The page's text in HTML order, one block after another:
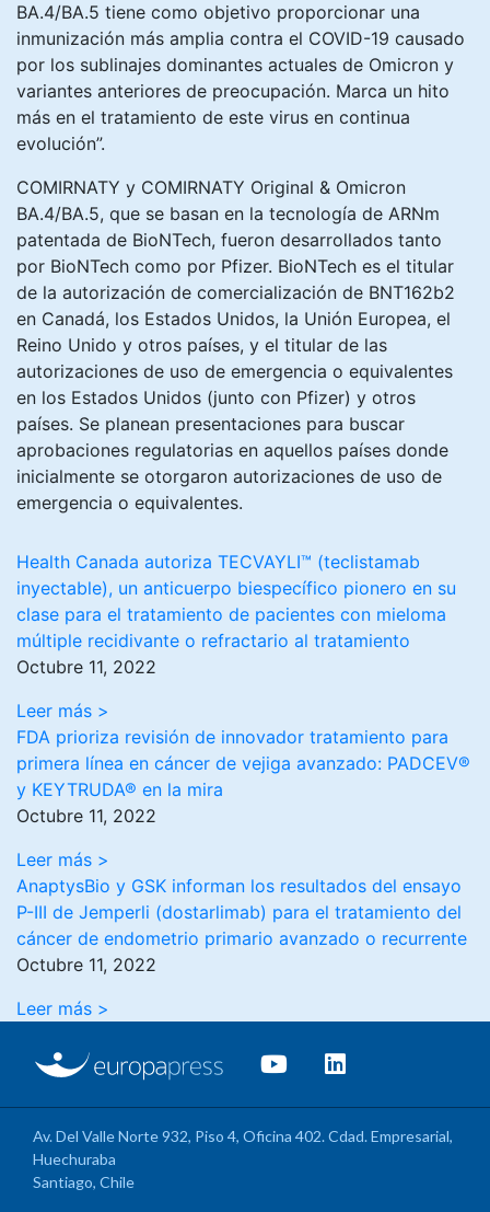
BA.4/BA.5 tiene como objetivo proporcionar una
inmunización más amplia contra el COVID-19 causado
por los sublinajes dominantes actuales de Omicron y
variantes anteriores de preocupación. Marca un hito
más en el tratamiento de este virus en continua
evolución”.
COMIRNATY y COMIRNATY Original & Omicron
BA.4/BA.5, que se basan en la tecnología de ARNm
patentada de BioNTech, fueron desarrollados tanto
por BioNTech como por Pfizer. BioNTech es el titular
de la autorización de comercialización de BNT162b2
en Canadá, los Estados Unidos, la Unión Europea, el
Reino Unido y otros países, y el titular de las
autorizaciones de uso de emergencia o equivalentes
en los Estados Unidos (junto con Pfizer) y otros
países. Se planean presentaciones para buscar
aprobaciones regulatorias en aquellos países donde
inicialmente se otorgaron autorizaciones de uso de
emergencia o equivalentes.
Health Canada autoriza TECVAYLI™ (teclistamab
inyectable), un anticuerpo biespecífico pionero en su
clase para el tratamiento de pacientes con mieloma
múltiple recidivante o refractario al tratamiento
Octubre 11, 2022
Leer más >
FDA prioriza revisión de innovador tratamiento para
primera línea en cáncer de vejiga avanzado: PADCEV®
y KEYTRUDA® en la mira
Octubre 11, 2022
Leer más >
AnaptysBio y GSK informan los resultados del ensayo
P-III de Jemperli (dostarlimab) para el tratamiento del
cáncer de endometrio primario avanzado o recurrente
Octubre 11, 2022
Leer más >
Av. Del Valle Norte 932, Piso 4, Oficina 402. Cdad. Empresarial,
Huechuraba
Santiago, Chile